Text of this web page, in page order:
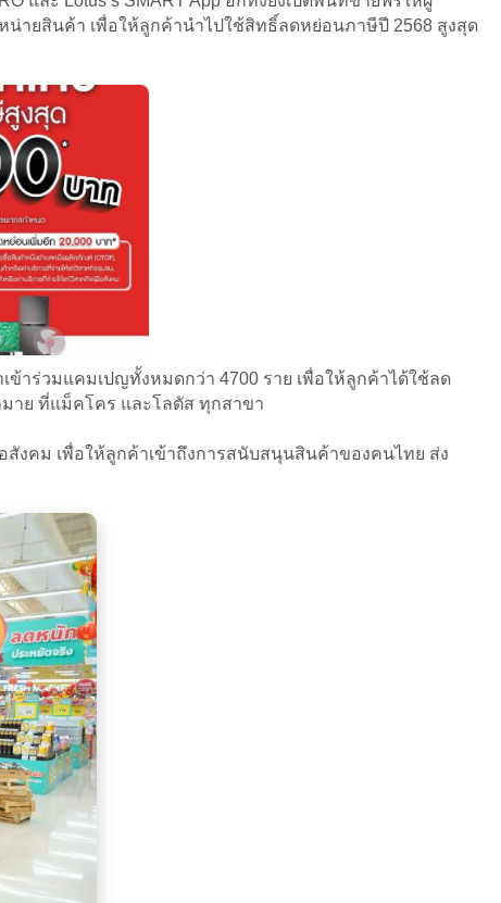
น่ายสินค้า เพื่อให้ลูกค้านำไปใช้สิทธิ์ลดหย่อนภาษีปี 2568 สูงสุด
าร่วมแคมเปญทั้งหมดกว่า 4700 ราย เพื่อให้ลูกค้าได้ใช้ลด
าย ที่แม็คโคร และโลตัส ทุกสาขา
งคม เพื่อให้ลูกค้าเข้าถึงการสนับสนุนสินค้าของคนไทย ส่ง